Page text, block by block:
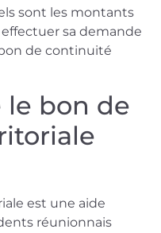
sont les montants
sa demande
de continuité
le bon de
est une aide
réunionnais